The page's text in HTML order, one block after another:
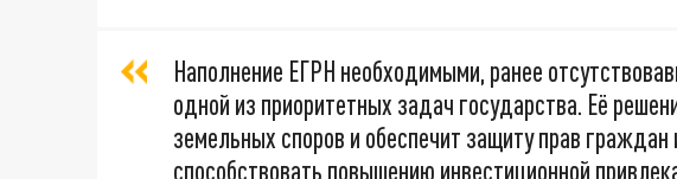
Наполнение ЕГРН необходимыми, ранее
одной из приоритетных задач государства. Её
земельных споров и обеспечит защиту прав
способствовать повышению инвестиционной